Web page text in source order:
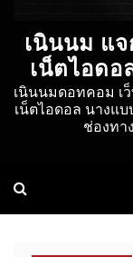
เนินนม แจ
เน็ตไอด
เนินนมดอทคอม เ
เน็ตไอดอล นางแ
ช่องทา